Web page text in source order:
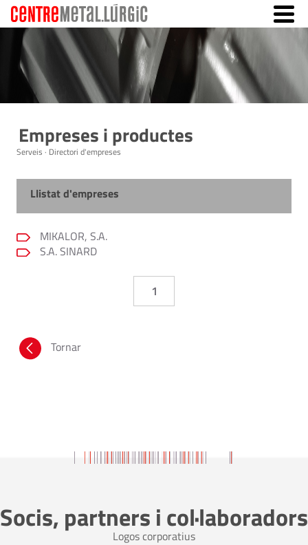
Empreses i productes
Serveis · Directori d'empreses
Llistat d'empreses
MIKALOR, S.A.
S.A. SINARD
1
Tornar
Socis, partners i col·laboradors
Logos corporatius